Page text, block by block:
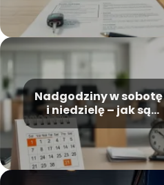
Nadgodziny w sobotę
i niedzielę – jak są
wliczane do
wynagrodzenia?